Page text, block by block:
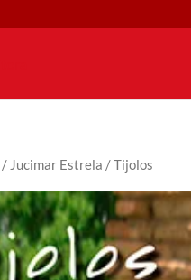
/ Jucimar Estrela / Tijolos